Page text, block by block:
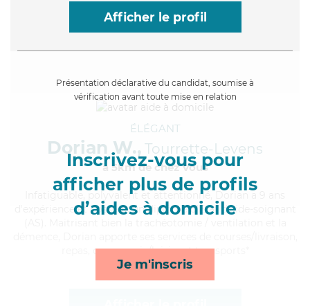
Afficher le profil
Présentation déclarative du candidat, soumise à
vérification avant toute mise en relation
Inscrivez-vous pour
afficher plus de profils
d’aides à domicile
Je m'inscris
ÉLÉGANT
Dorian W., Tourrette-Levens
à 5km de chez Vous
, polyvalent et attentionné, Dorian a 9 ans
d'expérience et possède un diplôme d'Etat d'aide-soignant
repas, compagnie/loisirs et transports*